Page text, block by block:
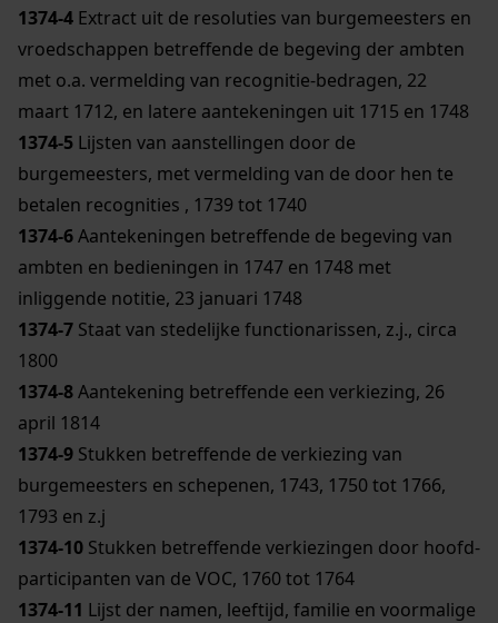
1374-4 Extract uit de resoluties van burgemeesters en
vroedschappen betreffende de begeving der ambten
met o.a. vermelding van recognitie-bedragen, 22
maart 1712, en latere aantekeningen uit 1715 en 1748
1374-5 Lijsten van aanstellingen door de
burgemeesters, met vermelding van de door hen te
betalen recognities , 1739 tot 1740
1374-6Aantekeningen betreffende de begeving van
ambten en bedieningen in 1747 en 1748 met
inliggende notitie, 23 januari 1748
1374-7 Staat van stedelijke functionarissen, z.j., circa
1800
1374-8Aantekening betreffende een verkiezing, 26
april 1814
1374-9 Stukken betreffende de verkiezing van
burgemeesters en schepenen, 1743, 1750 tot 1766,
1793 en z.j
1374-10 Stukken betreffende verkiezingen door hoofd-
participanten van de VOC, 1760 tot 1764
1374-11 Lijst der namen, leeftijd, familie en voormalige